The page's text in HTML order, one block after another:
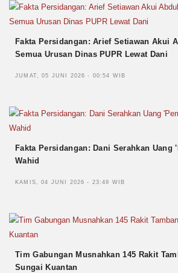
Fakta Persidangan: Arief Setiawan Akui
Semua Urusan Dinas PUPR Lewat Dani
JUMAT, 05 JUNI 2026 - 00:54 WIB
Fakta Persidangan: Dani Serahkan Uang
Wahid
KAMIS, 04 JUNI 2026 - 23:49 WIB
Tim Gabungan Musnahkan 145 Rakit
Sungai Kuantan